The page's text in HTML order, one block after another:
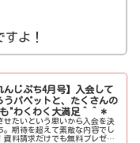
よ！
んじぷち4月号】入会して
うパペットと、たくさんの
"わくわく大満足＾＾＊
せたいという思いから入会を決
。期待を超えて素敵な内容でし
資料請求だけでも無料プレゼン